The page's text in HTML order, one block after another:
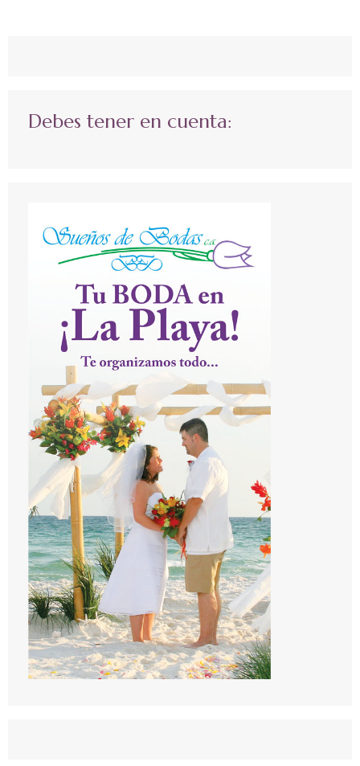
Debes tener en cuenta: